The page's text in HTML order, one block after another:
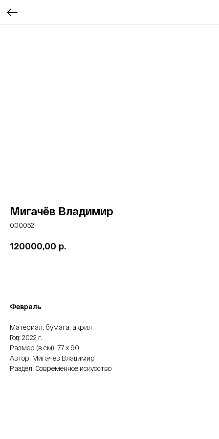
Мигачёв Владимир
000052
120000,00 р.
Февраль
Материал: бумага, акрил
Год: 2022 г.
Размер (в см): 77 х 90
Автор: Мигачёв Владимир
Раздел: Современное искусство